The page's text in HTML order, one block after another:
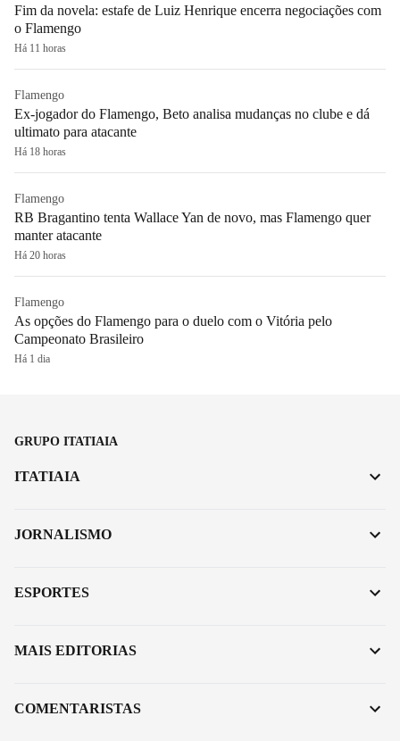
Fim da novela: estafe de Luiz Henrique encerra negociações com
o Flamengo
Há 11 horas
Flamengo
Ex-jogador do Flamengo, Beto analisa mudanças no clube e dá
ultimato para atacante
Há 18 horas
Flamengo
RB Bragantino tenta Wallace Yan de novo, mas Flamengo quer
manter atacante
Há 20 horas
Flamengo
As opções do Flamengo para o duelo com o Vitória pelo
Campeonato Brasileiro
Há 1 dia
GRUPO ITATIAIA
ITATIAIA
JORNALISMO
ESPORTES
MAIS EDITORIAS
COMENTARISTAS